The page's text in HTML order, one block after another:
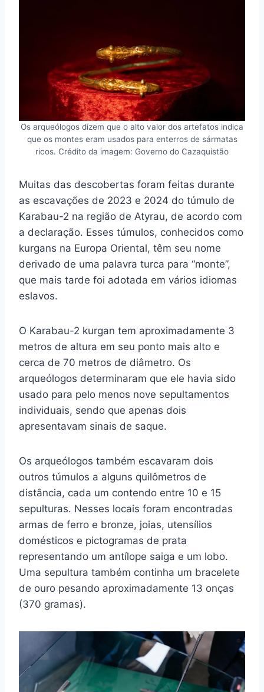
Os arqueólogos dizem que o alto valor dos artefatos indica
que os montes eram usados para enterros de sármatas
ricos. Crédito da imagem: Governo do Cazaquistão
Muitas das descobertas foram feitas durante
as escavações de 2023 e 2024 do túmulo de
Karabau-2 na região de Atyrau, de acordo com
a declaração. Esses túmulos, conhecidos como
kurgans na Europa Oriental, têm seu nome
derivado de uma palavra turca para “monte”,
que mais tarde foi adotada em vários idiomas
eslavos.
O Karabau-2 kurgan tem aproximadamente 3
metros de altura em seu ponto mais alto e
cerca de 70 metros de diâmetro. Os
arqueólogos determinaram que ele havia sido
usado para pelo menos nove sepultamentos
individuais, sendo que apenas dois
apresentavam sinais de saque.
Os arqueólogos também escavaram dois
outros túmulos a alguns quilômetros de
distância, cada um contendo entre 10 e 15
sepulturas. Nesses locais foram encontradas
armas de ferro e bronze, joias, utensílios
domésticos e pictogramas de prata
representando um antílope saiga e um lobo.
Uma sepultura também continha um bracelete
de ouro pesando aproximadamente 13 onças
(370 gramas).